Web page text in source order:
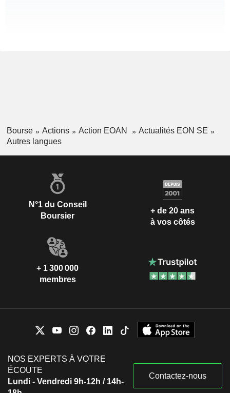
Bourse Actions Action EOAN
Actualités EON SE
Autres langues
N°1 du Conseil
Boursier
+ de 20 ans
à vos côtés
+ 1 300 000
membres
NOS EXPERTS À VOTRE
ÉCOUTE
Lundi - Vendredi 9h-12h / 14h-
Contactez-nous